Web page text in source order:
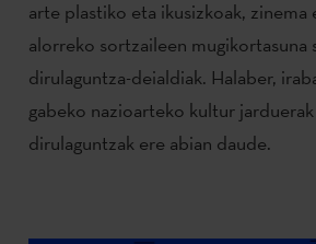
arte plastiko eta ikusizkoak,
alorreko sortzaileen mugikortasuna
dirulaguntza-deialdiak. Halaber,
gabeko nazioarteko kultur
dirulaguntzak ere abian daude.